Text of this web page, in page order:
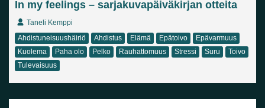
In my feelings – sarjakuvapäiväkirjan otteita
Taneli Kemppi
Ahdistuneisuushäiriö
Ahdistus Elämä Epätoivo
Epävarmuus
Kuolema
Paha olo Pelko Rauhattomuus Stressi Suru
Toivo
Tulevaisuus